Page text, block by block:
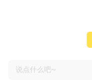
说点什么吧~